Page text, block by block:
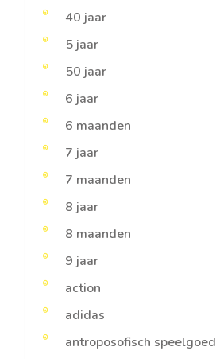
40 jaar
5 jaar
50 jaar
6 jaar
6 maanden
7 jaar
7 maanden
8 jaar
8 maanden
9 jaar
action
adidas
antroposofisch speelgoed